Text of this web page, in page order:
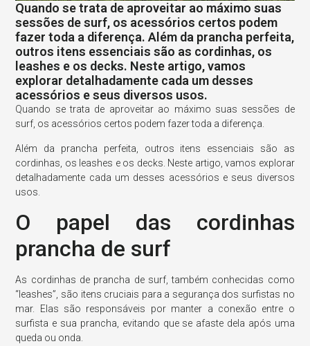
Quando se trata de aproveitar ao máximo suas
sessões de surf, os acessórios certos podem
fazer toda a diferença. Além da prancha perfeita,
outros itens essenciais são as cordinhas, os
leashes e os decks. Neste artigo, vamos
explorar detalhadamente cada um desses
acessórios e seus diversos usos.
Quando se trata de aproveitar ao máximo suas sessões de
surf, os acessórios certos podem fazer toda a diferença.
Além da prancha perfeita, outros itens essenciais são as
cordinhas, os leashes e os decks. Neste artigo, vamos explorar
detalhadamente cada um desses acessórios e seus diversos
usos.
O papel das cordinhas
prancha de surf
As cordinhas de prancha de surf, também conhecidas como
“leashes”, são itens cruciais para a segurança dos surfistas no
mar. Elas são responsáveis por manter a conexão entre o
surfista e sua prancha, evitando que se afaste dela após uma
queda ou onda.